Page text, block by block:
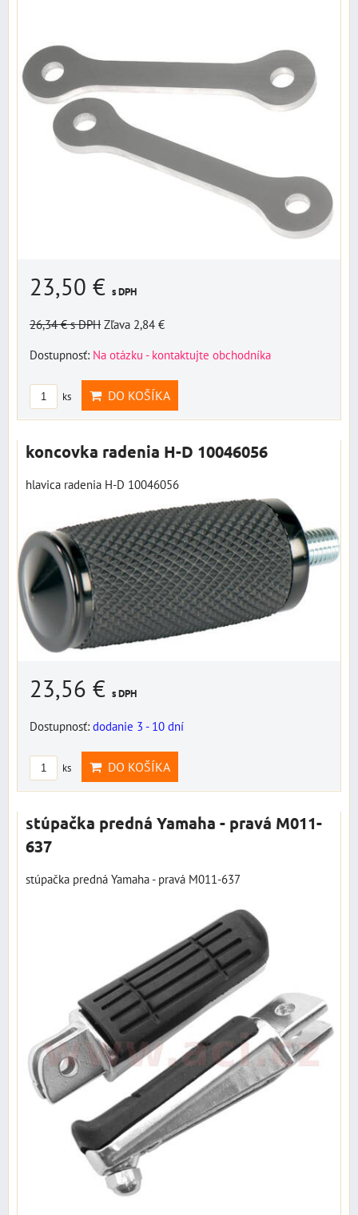
23,50 € s DPH
26,34 €s DPH Zľava 2,84 €
Dostupnosť: Na otázku - kontaktujte obchodníka
ks DO KOŠÍKA
koncovka radenia H-D 10046056
hlavica radenia H-D 10046056
23,56 € s DPH
Dostupnosť: dodanie 3 - 10 dní
ks DO KOŠÍKA
stúpačka predná Yamaha - pravá M011-
637
stúpačka predná Yamaha - pravá M011-637